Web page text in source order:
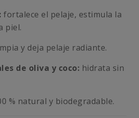
fortalece el pelaje, estimula la
piel.
y deja pelaje radiante.
de oliva y coco: hidrata sin
% natural y biodegradable.